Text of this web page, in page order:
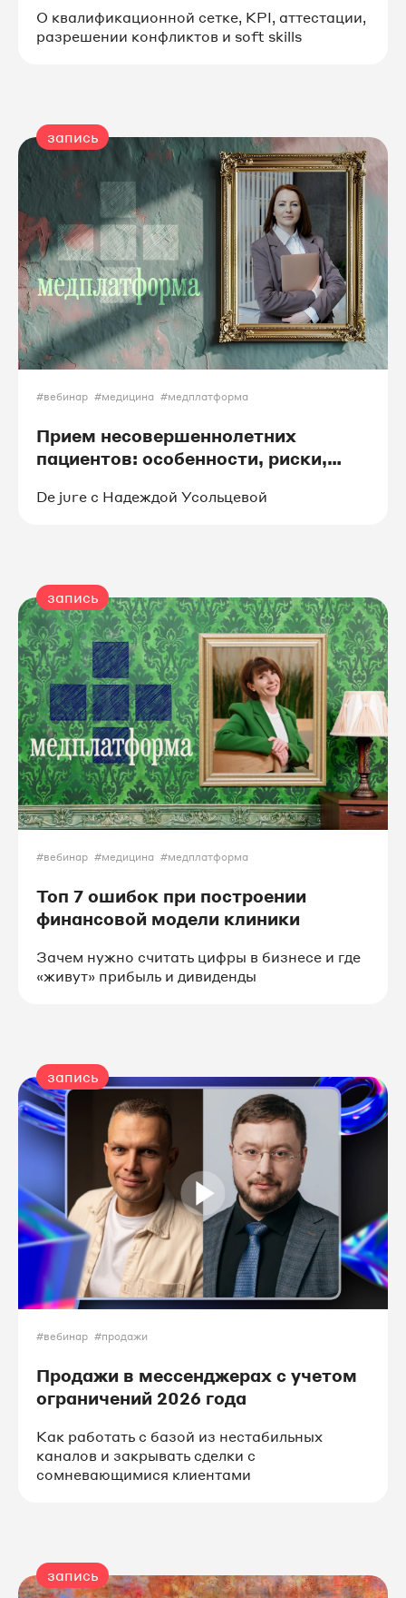
О квалификационной сетке, KPI, аттестации,
разрешении конфликтов и soft skills
запись
#вебинар #медицина #медплатформа
Прием несовершеннолетних
пациентов: особенности, риски,
De jure с Надеждой Усольцевой
запись
#вебинар #медицина #медплатформа
Топ 7 ошибок при построении
финансовой модели клиники
Зачем нужно считать цифры в бизнесе и где
«живут» прибыль и дивиденды
запись
#вебинар #продажи
Продажи в мессенджерах с учетом
ограничений 2026 года
Как работать с базой из нестабильных
каналов и закрывать сделки с
сомневающимися клиентами
запись